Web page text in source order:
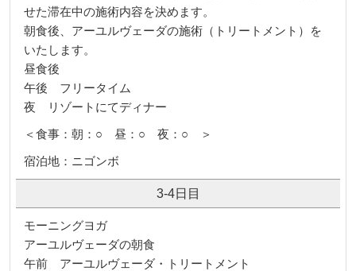
せた滞在中の施術内容を決めます。
朝食後、アーユルヴェーダの施術（トリートメント）を
いたします。
昼食後
午後 フリータイム
夜 リゾートにてディナー
＜食事：朝：○ 昼：○ 夜：○ ＞
宿泊地：ニゴンボ
3-4日目
モーニングヨガ
アーユルヴェーダの朝食
午前 アーユルヴェーダ・トリートメント